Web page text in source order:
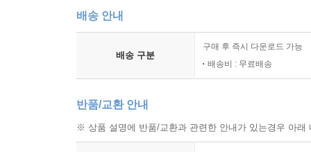
배송 안내
배송 구분
구매 후 즉시 다운로드 가능
배송비 : 무료배송
반품/교환 안내
※ 상품 설명에 반품/교환과 관련한 안내가 있는경우 아